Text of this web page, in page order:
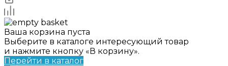
Ваша корзина пуста
Выберите в каталоге интересующий товар
и нажмите кнопку «В корзину».
Перейти в каталог